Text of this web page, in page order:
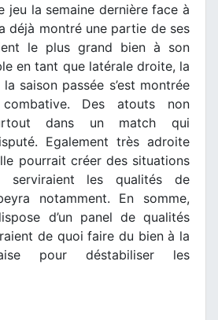
jeu la semaine dernière face à
déjà montré une partie de ses
le plus grand bien à son
en tant que latérale droite, la
saison passée s’est montrée
Des atouts non
dans un match qui
Egalement très adroite
pourrait créer des situations
serviraient les qualités de
notamment. En somme,
d’un panel de qualités
de quoi faire du bien à la
pour déstabiliser les